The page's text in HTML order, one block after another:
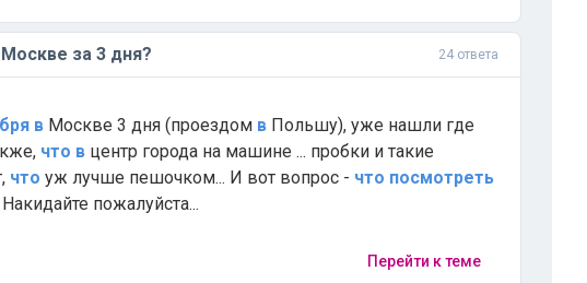
Москве за 3 дня? 24 ответа
в Москве 3 дня (проездом в Польшу), уже нашли где
что в центр города на машине ... пробки и такие
что уж лучше пешочком... И вот вопрос - что посмотреть
пожалуйста...
Перейти к теме